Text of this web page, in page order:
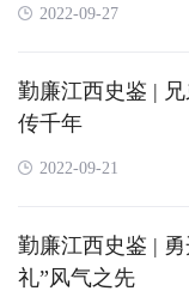
2022-09-27
勤廉江西史鉴 |
传千年
2022-09-21
勤廉江西史鉴 |
礼”风气之先